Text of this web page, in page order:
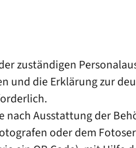
zuständigen
und die Erklärung zur
nach Ausstattung der
oder dem